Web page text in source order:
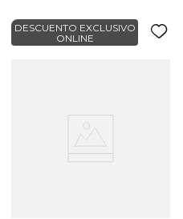
DESCUENTO EXCLUSIVO
ONLINE